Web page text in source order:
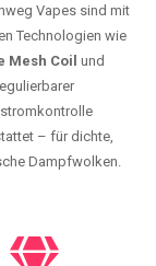
Vapes sind mit
Technologien wie
Mesh Coil und
– für dichte,
Dampfwolken.